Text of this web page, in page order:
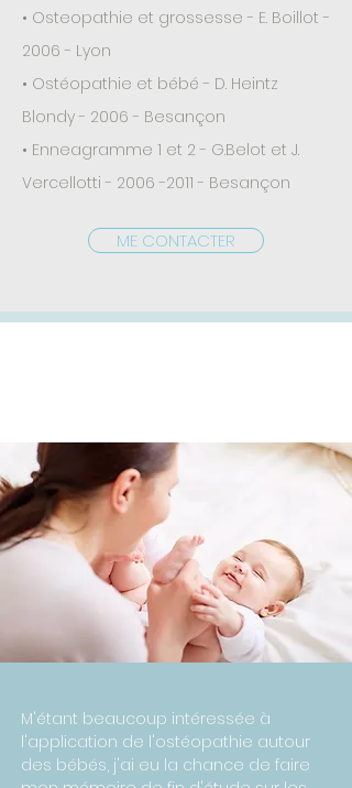
• Osteopathie et grossesse - E. Boillot -
2006 - Lyon
• Ostéopathie et bébé - D. Heintz
Blondy - 2006 - Besançon
• Enneagramme 1 et 2 - G.Belot et J.
Vercellotti - 2006 -2011 - Besançon
ME CONTACTER
M'étant beaucoup intéressée à
l'application de l'ostéopathie autour
des bébés, j'ai eu la chance de faire